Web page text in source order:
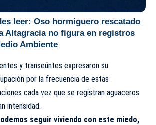
leer: Oso hormiguero rescatado
Altagracia no figura en registros
Ambiente
y transeúntes expresaron su
por la frecuencia de estas
cada vez que se registran aguaceros
intensidad.
seguir viviendo con este miedo,